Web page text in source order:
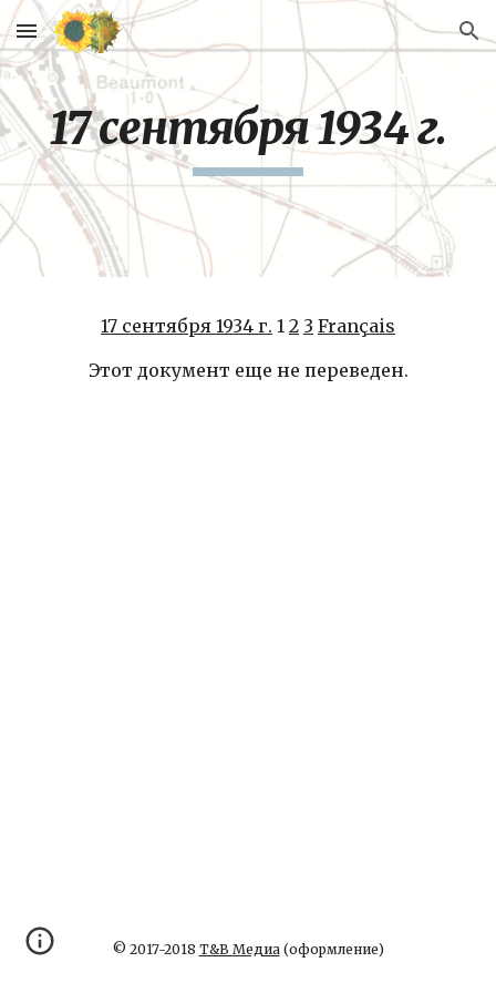
Skip to main content Skip to navigation
17 сентября 1934 г.
17 сентября 1934 г. 1 2 3 Français
Этот документ еще не переведен.
© 2017-2018 Т&В Медиа(оформление)